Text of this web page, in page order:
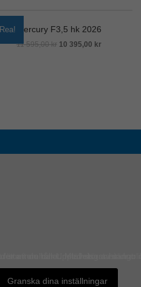
Rea! Mercury F3,5 hk 2026
11 595,00kr 10 395,00 kr
Granska dina inställningar